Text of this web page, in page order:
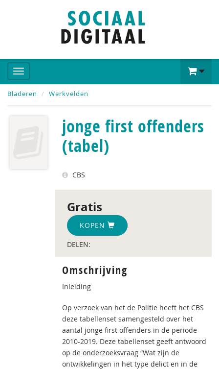
Bladeren Werkvelden
jonge first offenders
(tabel)
CBS
Gratis
KOPEN
DELEN:
Omschrijving
Inleiding
Op verzoek van het de Politie heeft het CBS
deze tabellenset samengesteld over het
aantal jonge first offenders in de periode
2010-2019. Deze tabellenset geeft antwoord
op de onderzoeksvraag “Wat zijn de
ontwikkelingen in het type delict en in de